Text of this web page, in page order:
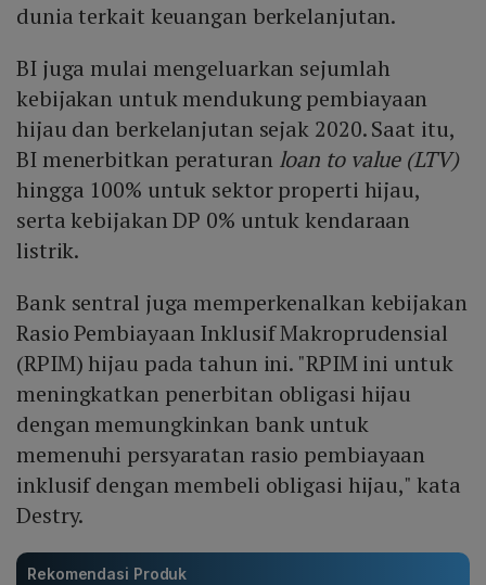
dunia terkait keuangan berkelanjutan.
BI juga mulai mengeluarkan sejumlah
kebijakan untuk mendukung pembiayaan
hijau dan berkelanjutan sejak 2020. Saat itu,
BI menerbitkan peraturan loan to value (LTV)
hingga 100% untuk sektor properti hijau,
serta kebijakan DP 0% untuk kendaraan
listrik.
Bank sentral juga memperkenalkan kebijakan
Rasio Pembiayaan Inklusif Makroprudensial
(RPIM) hijau pada tahun ini. "RPIM ini untuk
meningkatkan penerbitan obligasi hijau
dengan memungkinkan bank untuk
memenuhi persyaratan rasio pembiayaan
inklusif dengan membeli obligasi hijau," kata
Destry.
Rekomendasi Produk